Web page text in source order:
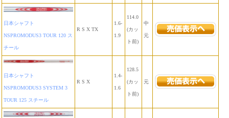
日本シャフト
NSPROMODUS3 TOUR 120 ス
チール
R S X TX
1.6-
1.9
114.0
(カッ
ト前)
中
元
日本シャフト
NSPROMODUS3 SYSTEM 3
TOUR 125 スチール
R S X
1.4-
1.6
128.5
(カッ
ト前)
元